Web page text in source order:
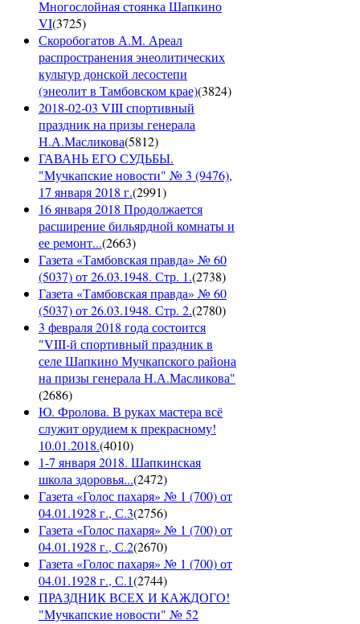
Многослойная стоянка Шапкино
VI(3725)
Скоробогатов А.М. Ареал
распространения энеолитических
культур донской лесостепи
(энеолит в Тамбовском крае)(3824)
2018-02-03 VIII спортивный
праздник на призы генерала
Н.А.Масликова(5812)
ГАВАНЬ ЕГО СУДЬБЫ.
"Мучкапские новости" № 3 (9476),
17 января 2018 г.(2991)
16 января 2018 Продолжается
расширение бильярдной комнаты и
ее ремонт...(2663)
Газета «Тамбовская правда» № 60
(5037) от 26.03.1948. Стр. 1.(2738)
Газета «Тамбовская правда» № 60
(5037) от 26.03.1948. Стр. 2.(2780)
3 февраля 2018 года состоится
"VIII-й спортивный праздник в
селе Шапкино Мучкапского района
на призы генерала Н.А.Масликова"
(2686)
Ю. Фролова. В руках мастера всё
служит орудием к прекрасному!
10.01.2018.(4010)
1-7 января 2018. Шапкинская
школа здоровья...(2472)
Газета «Голос пахаря» № 1 (700) от
04.01.1928 г., С.3(2756)
Газета «Голос пахаря» № 1 (700) от
04.01.1928 г., С.2(2670)
Газета «Голос пахаря» № 1 (700) от
04.01.1928 г., С.1(2744)
ПРАЗДНИК ВСЕХ И КАЖДОГО!
"Мучкапские новости" № 52